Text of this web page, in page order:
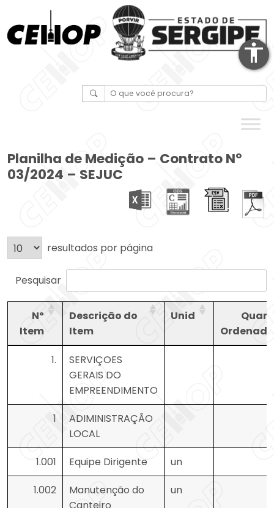
Planilha de Medição – Contrato Nº
03/2024 – SEJUC
resultados por página
Pesquisar
Nº
Item
Descrição do
Item
Unid
Quant
Ordenada
Descrição do
Item
1.
SERVIÇOES
GERAIS DO
EMPREENDIMENTO
1
ADIMINISTRAÇÃO
LOCAL
1.001
Equipe Dirigente
un
1.002
Manutenção do
un
accessibility